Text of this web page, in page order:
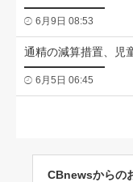
6月9日 08:53
通精の減算措置、児
6月5日 06:45
CBnewsからの